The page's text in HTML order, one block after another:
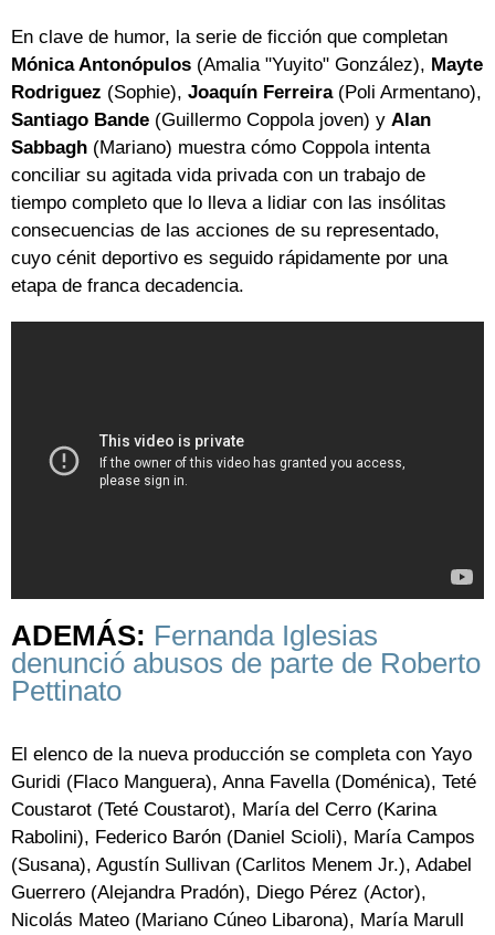
En clave de humor, la serie de ficción que completan
Mónica Antonópulos (Amalia "Yuyito" González), Mayte
Rodriguez (Sophie), Joaquín Ferreira(Poli Armentano),
Santiago Bande (Guillermo Coppola joven) y Alan
Sabbagh (Mariano) muestra cómo Coppola intenta
conciliar su agitada vida privada con un trabajo de
tiempo completo que lo lleva a lidiar con las insólitas
consecuencias de las acciones de su representado,
cuyo cénit deportivo es seguido rápidamente por una
etapa de franca decadencia.
ADEMÁS: Fernanda Iglesias
denunció abusos de parte de Roberto
Pettinato
El elenco de la nueva producción se completa con Yayo
Guridi (Flaco Manguera), Anna Favella (Doménica), Teté
Coustarot (Teté Coustarot), María del Cerro (Karina
Rabolini), Federico Barón (Daniel Scioli), María Campos
(Susana), Agustín Sullivan (Carlitos Menem Jr.), Adabel
Guerrero (Alejandra Pradón), Diego Pérez (Actor),
Nicolás Mateo (Mariano Cúneo Libarona), María Marull